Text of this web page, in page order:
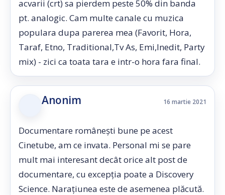
acvarii (crt) sa pierdem peste 50% din banda
pt. analogic. Cam multe canale cu muzica
populara dupa parerea mea (Favorit, Hora,
Taraf, Etno, Traditional,Tv As, Emi,Inedit, Party
mix) - zici ca toata tara e intr-o hora fara final.
Anonim 16 martie 2021
Documentare românești bune pe acest
Cinetube, am ce invata. Personal mi se pare
mult mai interesant decât orice alt post de
documentare, cu excepția poate a Discovery
Science. Narațiunea este de asemenea plăcută.